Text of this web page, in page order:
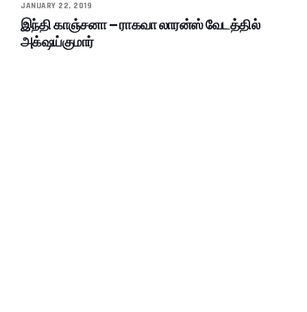
JANUARY 22, 2019
இந்தி காஞ்சனா – ராகவா லாரன்ஸ் வேடத்தில்
அக்‌ஷய்குமார்